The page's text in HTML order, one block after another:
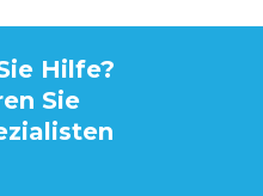
Hilfe?
Sie